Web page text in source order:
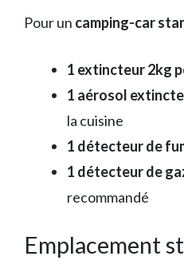
Pour un camping-car
1 extincteur 2kg
1 aérosol
la cuisine
1 détecteur de
1 détecteur de
recommandé
Emplacement